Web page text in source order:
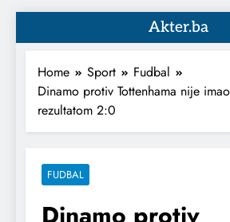
Akter.ba
Home Sport
Fudbal
Dinamo protiv Tottenhama nije
rezultatom 2:0
FUDBAL